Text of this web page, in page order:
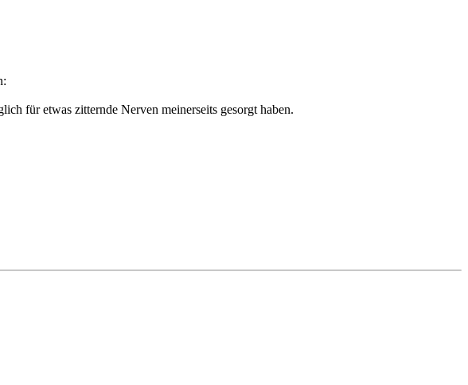
für etwas zitternde Nerven meinerseits gesorgt haben.